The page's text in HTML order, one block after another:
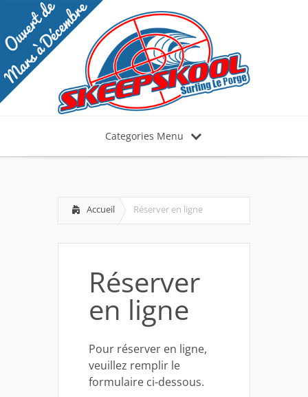
Categories Menu
Accueil Réserver en ligne
Réserver
en ligne
Pour réserver en ligne,
veuillez remplir le
formulaire ci-dessous.